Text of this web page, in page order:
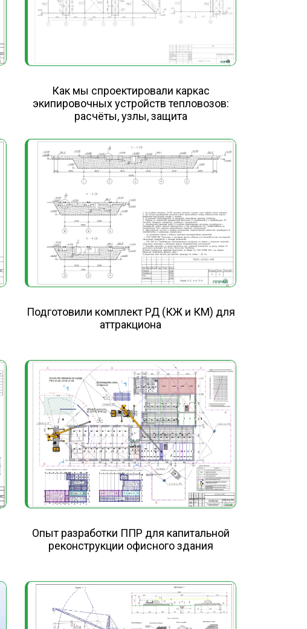
Как мы спроектировали каркас
экипировочных устройств тепловозов:
расчёты, узлы, защита
Подготовили комплект РД (КЖ и КМ) для
аттракциона
Опыт разработки ППР для капитальной
реконструкции офисного здания